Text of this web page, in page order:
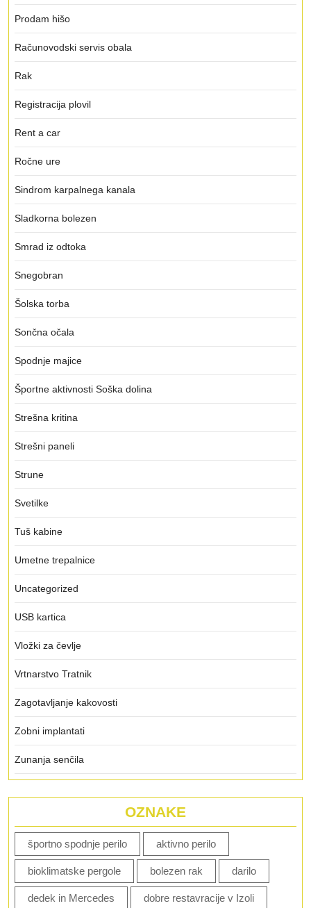
Prodam hišo
Računovodski servis obala
Rak
Registracija plovil
Rent a car
Ročne ure
Sindrom karpalnega kanala
Sladkorna bolezen
Smrad iz odtoka
Snegobran
Šolska torba
Sončna očala
Spodnje majice
Športne aktivnosti Soška dolina
Strešna kritina
Strešni paneli
Strune
Svetilke
Tuš kabine
Umetne trepalnice
Uncategorized
USB kartica
Vložki za čevlje
Vrtnarstvo Tratnik
Zagotavljanje kakovosti
Zobni implantati
Zunanja senčila
OZNAKE
športno spodnje perilo aktivno perilo
bioklimatske pergole bolezen rak darilo
dedek in Mercedes dobre restavracije v Izoli